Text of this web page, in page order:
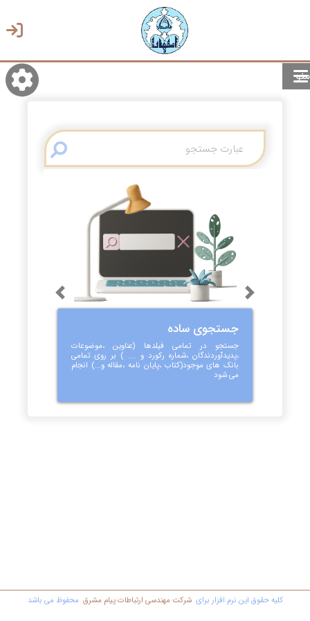
منو
انتخاب زبان
جستجوی ساده
جستجو در تمامی فیلدها (عناوین ،موضوعات
،پدیدآوردندگان ،شماره رکورد و .... ) بر روی تمامی
بانک های موجود(کتاب ،پایان نامه ،مقاله و...) انجام
می شود
Previous Next
کليه حقوق اين نرم افزار برای شرکت مهندسي ارتباطات پیام مشرق محفوظ مي باشد